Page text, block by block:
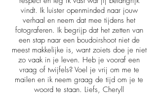
vindt. Ik luister openminded naar jouw
verhaal en neem dat mee tijdens het
fotograferen. Ik begrijp dat het zetten van
een stap naar een boudoirshoot niet de
meest makkelijke is, want zoiets doe je niet
zo vaak in je leven. Heb je vooraf een
vraag of twijfels? Voel je vrij om me te
mailen en ik neem graag de tijd om je te
woord te staan. Liefs, Cheryll